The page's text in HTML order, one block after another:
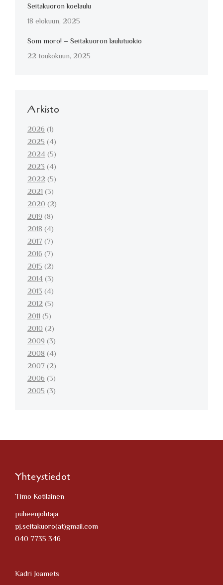
Seitakuoron koelaulu
18 elokuun, 2025
Som moro! – Seitakuoron laulutuokio
22 toukokuun, 2025
Arkisto
2026(1)
2025(4)
2024(5)
2023(4)
2022(5)
2021(3)
2020(2)
2019(8)
2018(4)
2017(7)
2016(7)
2015(2)
2014(3)
2013(4)
2012(5)
2011(5)
2010(2)
2009(3)
2008(4)
2007(2)
2006(3)
2005(3)
Yhteystiedot
Timo Kotilainen
puheenjohtaja
pj.seitakuoro(at)gmail.com
040 7735 346
Kadri Joamets